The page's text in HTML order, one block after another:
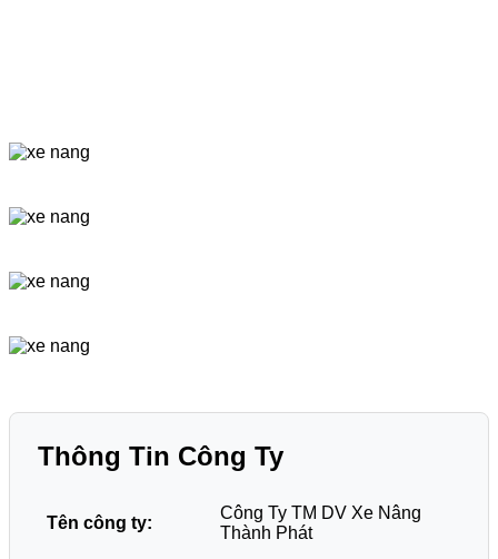
Thông Tin Công Ty
Tên công ty:
Công Ty TM DV Xe Nâng
Thành Phát